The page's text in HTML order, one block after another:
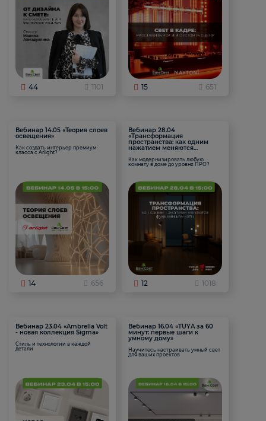
44 1101 15 651
Вебинар 14.05 «Теория слоев
освещения»
Как создать интерьер премиум-
класса с Arlight?
14 656
Вебинар 28.04
«Трансформация
пространства: как одним
нажатием меняются
Как модернизировать любую
комнату в доме до уровня ПРО?
12 1018
Вебинар 23.04 «Ambrella Volt
- новая коллекция Sigma»
Стиль и технологии в каждой
детали
Вебинар 16.04 «TUYA за 60
минут: первые шаги к
умному дому»
Научитесь настраивать умный свет
для ваших проектов